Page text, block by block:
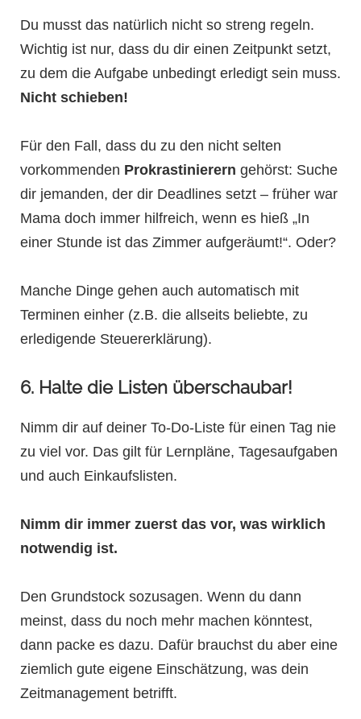
Du musst das natürlich nicht so streng regeln.
Wichtig ist nur, dass du dir einen Zeitpunkt setzt,
zu dem die Aufgabe unbedingt erledigt sein muss.
Nicht schieben!
Für den Fall, dass du zu den nicht selten
vorkommenden Prokrastinierern gehörst: Suche
dir jemanden, der dir Deadlines setzt – früher war
Mama doch immer hilfreich, wenn es hieß „In
einer Stunde ist das Zimmer aufgeräumt!“. Oder?
Manche Dinge gehen auch automatisch mit
Terminen einher (z.B. die allseits beliebte, zu
erledigende Steuererklärung).
6. Halte die Listen überschaubar!
Nimm dir auf deiner To-Do-Liste für einen Tag nie
zu viel vor. Das gilt für Lernpläne, Tagesaufgaben
und auch Einkaufslisten.
Nimm dir immer zuerst das vor, was wirklich
notwendig ist.
Den Grundstock sozusagen. Wenn du dann
meinst, dass du noch mehr machen könntest,
dann packe es dazu. Dafür brauchst du aber eine
ziemlich gute eigene Einschätzung, was dein
Zeitmanagement betrifft.